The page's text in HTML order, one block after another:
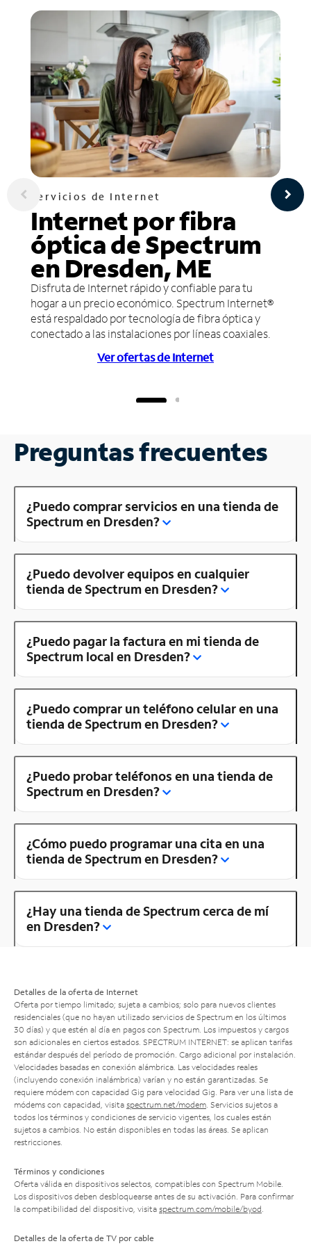
Servicios de Internet
Internet por fibra
óptica de Spectrum
en Dresden, ME
Disfruta de Internet rápido y confiable para tu
hogar a un precio económico. Spectrum Internet®
está respaldado por tecnología de fibra óptica y
conectado a las instalaciones por líneas coaxiales.
Ver ofertas de Internet
Preguntas frecuentes
¿Puedo comprar servicios en una tienda de
Spectrum en Dresden?
¿Puedo devolver equipos en cualquier
tienda de Spectrum en Dresden?
¿Puedo pagar la factura en mi tienda de
Spectrum local en Dresden?
¿Puedo comprar un teléfono celular en una
tienda de Spectrum en Dresden?
¿Puedo probar teléfonos en una tienda de
Spectrum en Dresden?
¿Cómo puedo programar una cita en una
tienda de Spectrum en Dresden?
¿Hay una tienda de Spectrum cerca de mí
en Dresden?
Detalles de la oferta de Internet
Oferta por tiempo limitado; sujeta a cambios; solo para nuevos clientes
residenciales (que no hayan utilizado servicios de Spectrum en los últimos
30 días) y que estén al día en pagos con Spectrum. Los impuestos y cargos
son adicionales en ciertos estados. SPECTRUM INTERNET: se aplican tarifas
estándar después del período de promoción. Cargo adicional por instalación.
Velocidades basadas en conexión alámbrica. Las velocidades reales
(incluyendo conexión inalámbrica) varían y no están garantizadas. Se
requiere módem con capacidad Gig para velocidad Gig. Para ver una lista de
módems con capacidad, visita spectrum.net/modem . Servicios sujetos a
todos los términos y condiciones de servicio vigentes, los cuales están
sujetos a cambios. No están disponibles en todas las áreas. Se aplican
restricciones.
Términos y condiciones
Oferta válida en dispositivos selectos, compatibles con Spectrum Mobile.
Los dispositivos deben desbloquearse antes de su activación. Para confirmar
la compatibilidad del dispositivo, visita spectrum.com/mobile/byod
Detalles de la oferta de TV por cable